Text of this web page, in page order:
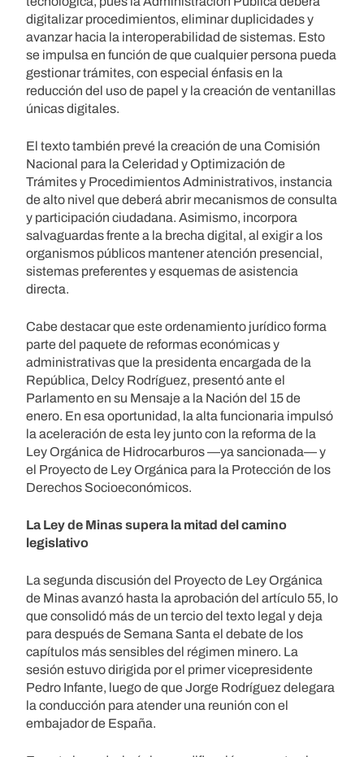
digitalizar procedimientos, eliminar duplicidades y
avanzar hacia la interoperabilidad de sistemas. Esto
se impulsa en función de que cualquier persona pueda
gestionar trámites, con especial énfasis en la
reducción del uso de papel y la creación de ventanillas
únicas digitales.
El texto también prevé la creación de una Comisión
Nacional para la Celeridad y Optimización de
Trámites y Procedimientos Administrativos, instancia
de alto nivel que deberá abrir mecanismos de consulta
y participación ciudadana. Asimismo, incorpora
salvaguardas frente a la brecha digital, al exigir a los
organismos públicos mantener atención presencial,
sistemas preferentes y esquemas de asistencia
directa.
Cabe destacar que este ordenamiento jurídico forma
parte del paquete de reformas económicas y
administrativas que la presidenta encargada de la
República, Delcy Rodríguez, presentó ante el
Parlamento en su Mensaje a la Nación del 15 de
enero. En esa oportunidad, la alta funcionaria impulsó
la aceleración de esta ley junto con la reforma de la
Ley Orgánica de Hidrocarburos —ya sancionada— y
el Proyecto de Ley Orgánica para la Protección de los
Derechos Socioeconómicos.
La Ley de Minas supera la mitad del camino
legislativo
La segunda discusión del Proyecto de Ley Orgánica
de Minas avanzó hasta la aprobación del artículo 55, lo
que consolidó más de un tercio del texto legal y deja
para después de Semana Santa el debate de los
capítulos más sensibles del régimen minero. La
sesión estuvo dirigida por el primer vicepresidente
Pedro Infante, luego de que Jorge Rodríguez delegara
la conducción para atender una reunión con el
embajador de España.